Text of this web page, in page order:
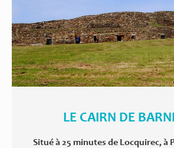
LE CAIRN DE
Situé à 25 minutes de Locquirec, à